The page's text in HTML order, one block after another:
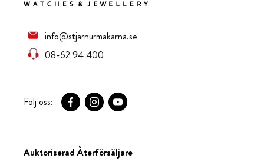
info@stjarnurmakarna.se
08-62 94 400
Följ oss:
Auktoriserad Återförsäljare